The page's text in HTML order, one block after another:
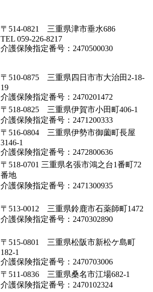
〒514-0821 三重県津市垂水686
TEL 059-226-8217
介護保険指定番号：2470500030
〒510-0875 三重県四日市市大治田2-18-
19
介護保険指定番号：2470201472
〒518-0825 三重県伊賀市小田町406-1
介護保険指定番号：2471200333
〒516-0804 三重県伊勢市御薗町長屋
3146-1
介護保険指定番号：2472800636
〒518-0701 三重県名張市鴻之台1番町72
番地
介護保険指定番号：2471300935
〒513-0012 三重県鈴鹿市石薬師町1472
介護保険指定番号：2470302890
〒515-0801 三重県松阪市新松ケ島町
182-1
介護保険指定番号：2470703006
〒511-0836 三重県桑名市江場682-1
介護保険指定番号：2470102324